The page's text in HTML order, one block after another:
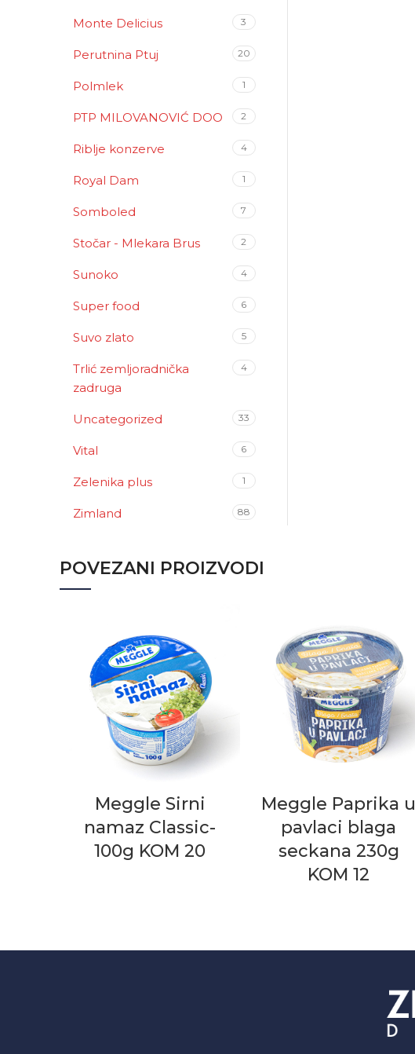
Monte Delicius 3
Perutnina Ptuj 20
Polmlek 1
PTP MILOVANOVIĆ DOO 2
Riblje konzerve 4
Royal Dam 1
Somboled 7
Stočar - Mlekara Brus 2
Sunoko 4
Super food 6
Suvo zlato 5
Trlić zemljoradnička
zadruga
4
Uncategorized 33
Vital 6
Zelenika plus 1
Zimland 88
POVEZANI PROIZVODI
Meggle Sirni
namaz Classic-
100g KOM 20
Meggle Paprika u
pavlaci blaga
seckana 230g
KOM 12